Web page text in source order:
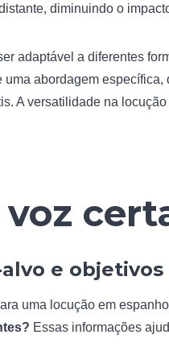
diminuindo o
adaptável a diferentes
abordagem
A versatilidade na
e objetivos
uma locução em
Essas informações